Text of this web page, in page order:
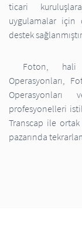
ticari
uygulamalar için
destek
Foton, hali
Operasyonları,
profesyonelleri
Transcap ile ortak
pazarında